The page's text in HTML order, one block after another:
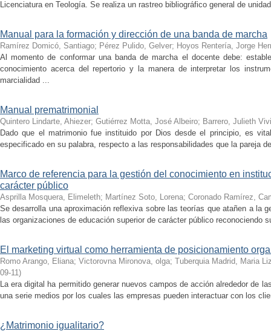
Licenciatura en Teología. Se realiza un rastreo bibliográfico general de
Manual para la formación y dirección de una banda de marcha
Ramírez Domicó, Santiago; Pérez Pulido, Gelver; Hoyos Rentería, Jorge
Al momento de conformar una banda de marcha el docente debe:
conocimiento acerca del repertorio y la manera de interpretar los
marcialidad ...
Manual prematrimonial
Quintero Lindarte, Ahiezer; Gutiérrez Motta, José Albeiro; Barrero, Julieth
Dado que el matrimonio fue instituido por Dios desde el principio, es
especificado en su palabra, respecto a las responsabilidades que la pareja
Marco de referencia para la gestión del conocimiento en
carácter público
Asprilla Mosquera, Elimeleth; Martínez Soto, Lorena; Coronado Ramírez,
Se desarrolla una aproximación reflexiva sobre las teorías que atañen a la
las organizaciones de educación superior de carácter público reconociendo
El marketing virtual como herramienta de posicionamiento
Romo Arango, Eliana; Victorovna Mironova, olga; Tuberquia Madrid, Maria
09-11)
La era digital ha permitido generar nuevos campos de acción alrededor de
una serie medios por los cuales las empresas pueden interactuar con los
¿Matrimonio igualitario?